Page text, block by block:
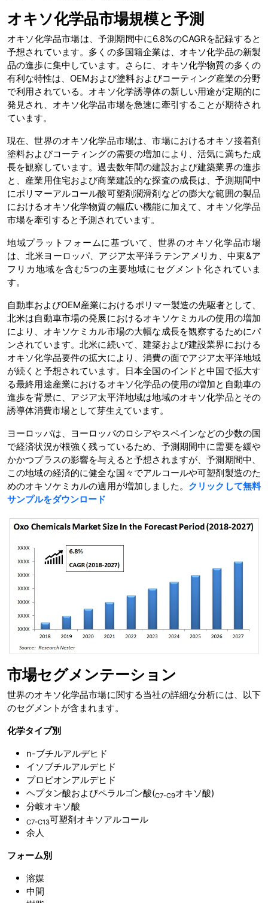
オキソ化学品市場規模と予測
オキソ化学品市場は、予測期間中に6.8%のCAGRを記録すると
予想されています。多くの多国籍企業は、オキソ化学品の新製
品の進歩に集中しています。さらに、オキソ化学物質の多くの
有利な特性は、OEMおよび塗料およびコーティング産業の分野
で利用されている。オキソ化学誘導体の新しい用途が定期的に
発見され、オキソ化学品市場を急速に牽引することが期待され
ています。
現在、世界のオキソ化学品市場は、市場におけるオキソ接着剤
塗料およびコーティングの需要の増加により、活気に満ちた成
長を観察しています。過去数年間の建設および建築業界の進歩
と、産業用住宅および商業建設的な探査の成長は、予測期間中
にポリマーアルコール酸可塑剤潤滑剤などの膨大な範囲の製品
におけるオキソ化学物質の幅広い機能に加えて、オキソ化学品
市場を牽引すると予測されています。
地域プラットフォームに基づいて、世界のオキソ化学品市場
は、北米ヨーロッパ、アジア太平洋ラテンアメリカ、中東&ア
フリカ地域を含む5つの主要地域にセグメント化されていま
す。
自動車およびOEM産業におけるポリマー製造の先駆者として、
北米は自動車市場の発展におけるオキソケミカルの使用の増加
により、オキソケミカル市場の大幅な成長を観察するためにパ
ンされています。北米に続いて、建築および建設業界における
オキソ化学品要件の拡大により、消費の面でアジア太平洋地域
が続くと予想されています。日本全国のインドと中国で拡大す
る最終用途産業におけるオキソ化学品の使用の増加と自動車の
進歩を背景に、アジア太平洋地域は地域のオキソ化学品とその
誘導体消費市場として芽生えています。
ヨーロッパは、ヨーロッパのロシアやスペインなどの少数の国
で経済状況が根強く残っているため、予測期間中に需要を緩や
かかつプラスの影響を与えると予想されますが、予測期間中、
この地域の経済的に健全な国々でアルコールや可塑剤製造のた
めのオキソケミカルの適用が増加しました。 クリックして無料
サンプルをダウンロード
市場セグメンテーション
世界のオキソ化学品市場に関する当社の詳細な分析には、以下
のセグメントが含まれます。
化学タイプ別
n-ブチルアルデヒド
イソブチルアルデヒド
プロピオンアルデヒド
ヘプタン酸およびペラルゴン酸(C7-C9オキソ酸)
分岐オキソ酸
C7-C13可塑剤オキソアルコール
余人
フォーム別
溶媒
中間